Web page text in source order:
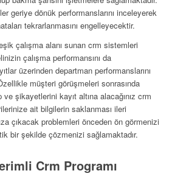
geriye dönük performanslarını inceleyerek
tekrarlanmasını engelleyecektir.
çalışma alanı sunan crm sistemleri
çalışma performansını da
üzerinden departman performanslarını
müşteri görüşmeleri sonrasında
şikayetlerini kayıt altına alacağınız crm
ait bilgilerin saklanması ileri
çıkacak problemleri önceden ön görmenizi
bir şekilde çözmenizi sağlamaktadır.
Crm Programı